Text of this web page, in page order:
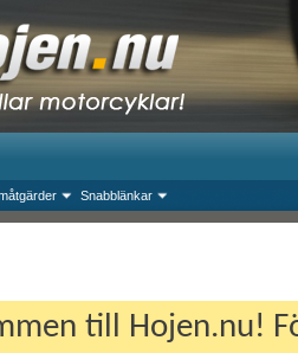
Snabblänkar
till Hojen.nu!